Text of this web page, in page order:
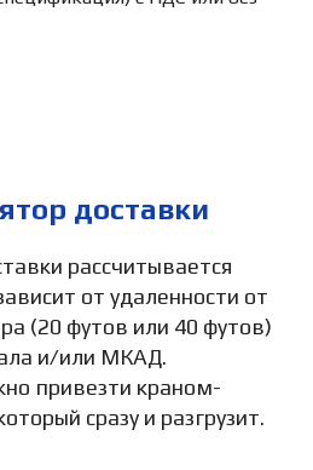
доставки
рассчитывается
от удаленности от
(20 футов или 40 футов)
и/или МКАД.
привезти краном-
сразу и разгрузит.